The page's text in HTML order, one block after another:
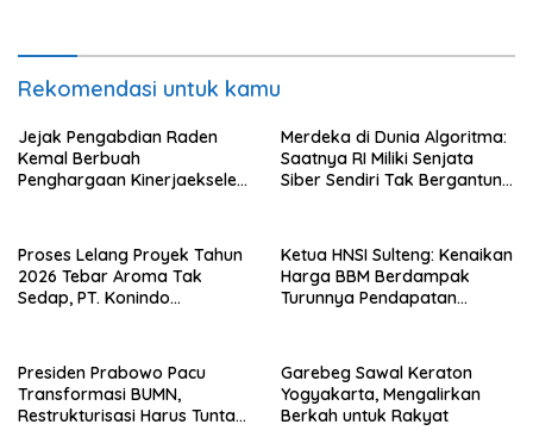
Rekomendasi untuk kamu
Jejak Pengabdian Raden
Kemal Berbuah
Penghargaan Kinerjaekselen
Merdeka di Dunia Algoritma:
Saatnya RI Miliki Senjata
Siber Sendiri Tak Bergantung
Proses Lelang Proyek Tahun
2026 Tebar Aroma Tak
Sedap, PT. Konindo
Ketua HNSI Sulteng: Kenaikan
Harga BBM Berdampak
Turunnya Pendapatan
Presiden Prabowo Pacu
Transformasi BUMN,
Restrukturisasi Harus Tuntas
Garebeg Sawal Keraton
Yogyakarta, Mengalirkan
Berkah untuk Rakyat